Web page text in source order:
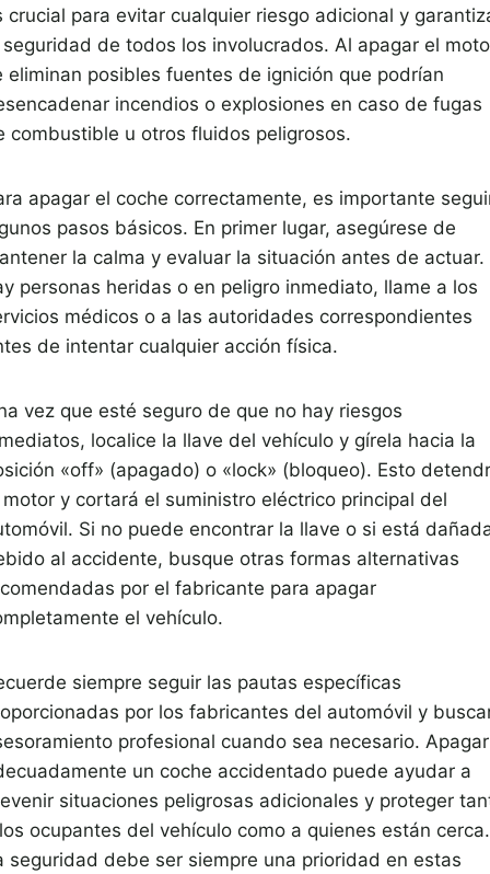
crucial para evitar cualquier riesgo adicional y
de todos los involucrados. Al apagar el
eliminan posibles fuentes de ignición que podrían
incendios o explosiones en caso de fugas
combustible u otros fluidos peligrosos.
apagar el coche correctamente, es importante
pasos básicos. En primer lugar, asegúrese de
la calma y evaluar la situación antes de actuar.
personas heridas o en peligro inmediato, llame a los
médicos o a las autoridades correspondientes
de intentar cualquier acción física.
vez que esté seguro de que no hay riesgos
localice la llave del vehículo y gírela hacia la
«off» (apagado) o «lock» (bloqueo). Esto
y cortará el suministro eléctrico principal del
Si no puede encontrar la llave o si está
al accidente, busque otras formas alternativas
por el fabricante para apagar
el vehículo.
siempre seguir las pautas específicas
por los fabricantes del automóvil y
profesional cuando sea necesario. Apagar
un coche accidentado puede ayudar a
situaciones peligrosas adicionales y proteger
ocupantes del vehículo como a quienes están cerca.
seguridad debe ser siempre una prioridad en estas